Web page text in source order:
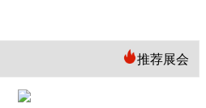
推荐展会